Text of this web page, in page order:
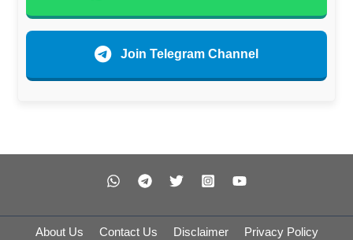
Join Telegram Channel
About Us Contact Us Disclaimer Privacy Policy